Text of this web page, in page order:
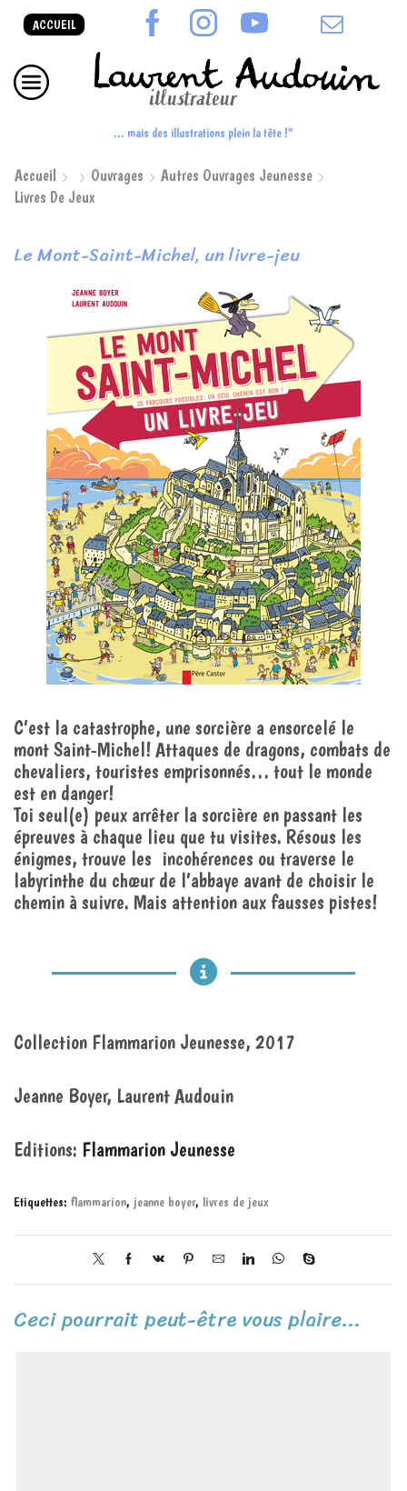
ACCUEIL
... mais des illustrations plein la tête !"
Accueil Ouvrages
Autres Ouvrages Jeunesse
Livres De Jeux
Le Mont-Saint-Michel, un livre-jeu
C’est la catastrophe, une sorcière a ensorcelé le
mont Saint-Michel! Attaques de dragons, combats de
chevaliers, touristes emprisonnés… tout le monde
est en danger!
Toi seul(e) peux arrêter la sorcière en passant les
épreuves à chaque lieu que tu visites. Résous les
énigmes, trouve les incohérences ou traverse le
labyrinthe du chœur de l’abbaye avant de choisir le
chemin à suivre. Mais attention aux fausses pistes!
Collection Flammarion Jeunesse, 2017
Jeanne Boyer, Laurent Audouin
Editions: Flammarion Jeunesse
Etiquettes: flammarion, jeanne boyer, livres de jeux
Ceci pourrait peut-être vous plaire...